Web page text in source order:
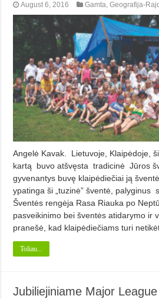
August 6, 2016 Gamta,Geografija-
Angelė Kavak. Lietuvoje, Klaipėdoje,
kartą buvo atšvęsta tradicinė Jūros
gyvenantys buvę klaipėdiečiai ją
ypatinga ši „tuzinė” šventė, palyginus
Šventės rengėja Rasa Riauka po
pasveikinimo bei šventės atidarymo ir
pranešė, kad klaipėdiečiams turi
Toliau...
Jubiliejiniame Major